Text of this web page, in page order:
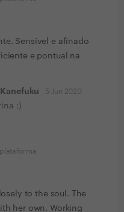
Sensível e afinado
e pontual na
5 Jun 2020
:)
to the soul. The
her own. Working